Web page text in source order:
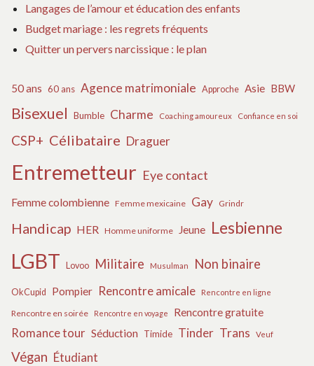
Langages de l’amour et éducation des enfants
Budget mariage : les regrets fréquents
Quitter un pervers narcissique : le plan
50 ans 60 ans Agence matrimoniale Approche Asie BBW
Bisexuel Bumble Charme Coaching amoureux Confiance en soi
CSP+ Célibataire Draguer
Entremetteur Eye contact
Femme colombienne Femme mexicaine Gay Grindr
Handicap HER Homme uniforme Jeune Lesbienne
LGBT Lovoo Militaire Musulman Non binaire
OkCupid Pompier Rencontre amicale Rencontre en ligne
Rencontre en soirée Rencontre en voyage Rencontre gratuite
Romance tour Séduction Timide Tinder Trans Veuf
Végan Étudiant